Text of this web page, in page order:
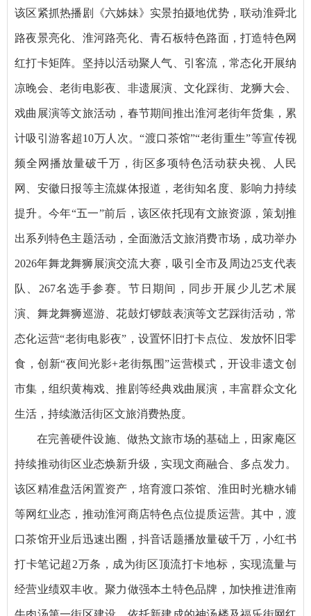
该区紧抓热播剧《六姊妹》实景拍摄地优势，联动淮舜北
路夜景亮化、淮河路亮化、青石板特色路面，打造特色网
红打卡矩阵。坚持以活动聚人气、引客流，常态化开展纳
凉晚会、老街电影夜、非遗展演、文化踩街、龙狮大会、
戏曲展演等文旅活动，春节期间推出淮河老街年货集，累
计吸引游客超10万人次。“渡口茶馆”“老街重生”等宣传视
频全网播放量破千万，街区多项特色活动获央视、人民
网、安徽日报等主流媒体报道，老街知名度、影响力持续
提升。今年“五一”前后，该区依托现有文旅资源，策划推
出系列特色主题活动，全面激活文旅消费市场，成功举办
2026年舞龙舞狮展演交流大赛，吸引全市及周边25支代表
队、267名选手参赛。节日期间，同步开展少儿艺术展
演、舞龙舞狮巡游、花鼓灯锣鼓表演等文艺踩街活动，常
态化运营“老街电影夜”，设置怀旧打卡点位、发放怀旧零
食，创新“夜间光影+老街氛围”运营模式，开设非遗文创
市集，组织黄梅戏、推剧等经典戏曲展演，丰富群众文化
生活，持续激活街区文旅消费热度。
在完善硬件设施、做热文旅市场的基础上，田家庵区
持续推动街区业态焕新升级，实现文商融合、多点发力。
该区精准盘活闲置资产，培育渡口茶馆、淮田时光糖水铺
等网红业态，推动淮河商店特色点位提质运营。其中，渡
口茶馆开业后迅速出圈，抖音话题播放量破千万，小红书
打卡笔记超2万条，成为街区顶流打卡地标，实现流量与
经营业绩双丰收。聚力做强本土特色品牌，加快推进淮南